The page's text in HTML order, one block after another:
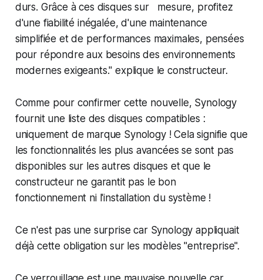
durs. Grâce à ces disques sur mesure, profitez
d'une fiabilité inégalée, d'une maintenance
simplifiée et de performances maximales, pensées
pour répondre aux besoins des environnements
modernes exigeants." explique le constructeur.
Comme pour confirmer cette nouvelle, Synology
fournit une liste des disques compatibles :
uniquement de marque Synology ! Cela signifie que
les fonctionnalités les plus avancées se sont pas
disponibles sur les autres disques et que le
constructeur ne garantit pas le bon
fonctionnement ni l'installation du système !
Ce n'est pas une surprise car Synology appliquait
déjà cette obligation sur les modèles "entreprise".